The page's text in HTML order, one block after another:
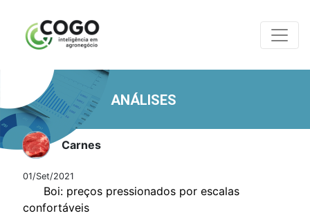
ANÁLISES
Carnes
01/Set/2021
Boi: preços pressionados por escalas
confortáveis